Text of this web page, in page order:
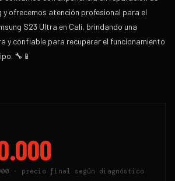
ofrecemos atención profesional para el
S23 Ultra en Cali, brindando una
y confiable para recuperar el funcionamiento
🔧📱
· precio final según diagnóstico